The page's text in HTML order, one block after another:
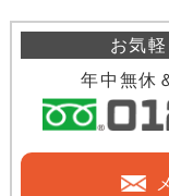
お気
年中無休